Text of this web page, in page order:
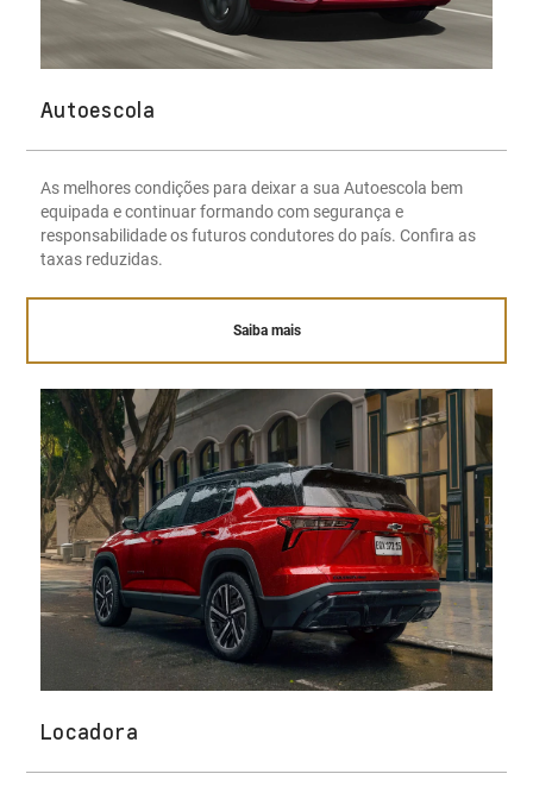
Autoescola
As melhores condições para deixar a sua Autoescola bem
equipada e continuar formando com segurança e
responsabilidade os futuros condutores do país. Confira as
taxas reduzidas.
Saiba mais
Locadora